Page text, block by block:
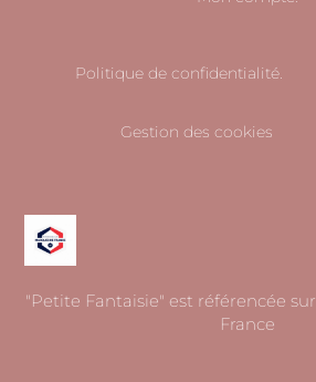
Politique de confidentialité.
Gestion des cookies
"Petite Fantaisie" est référencée
France